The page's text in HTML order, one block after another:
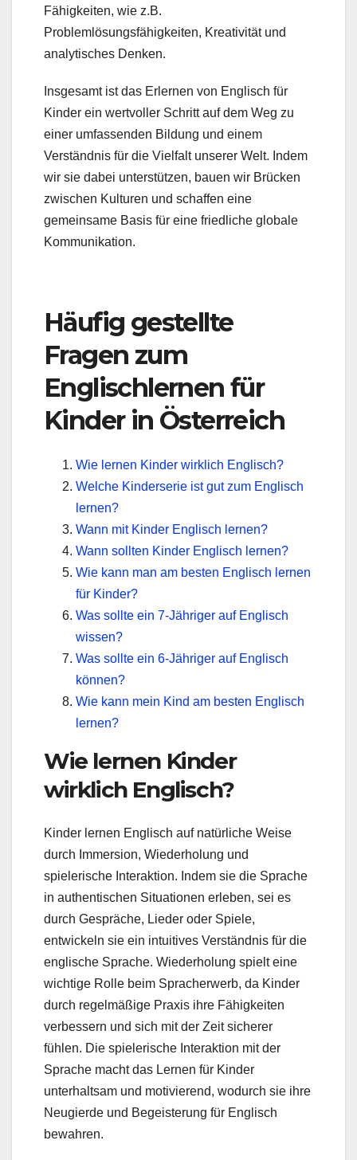
Fähigkeiten, wie z.B.
Problemlösungsfähigkeiten, Kreativität und
analytisches Denken.
Insgesamt ist das Erlernen von Englisch für
Kinder ein wertvoller Schritt auf dem Weg zu
einer umfassenden Bildung und einem
Verständnis für die Vielfalt unserer Welt. Indem
wir sie dabei unterstützen, bauen wir Brücken
zwischen Kulturen und schaffen eine
gemeinsame Basis für eine friedliche globale
Kommunikation.
Häufig gestellte
Fragen zum
Englischlernen für
Kinder in Österreich
Wie lernen Kinder wirklich Englisch?
Welche Kinderserie ist gut zum Englisch
lernen?
Wann mit Kinder Englisch lernen?
Wann sollten Kinder Englisch lernen?
Wie kann man am besten Englisch lernen
für Kinder?
Was sollte ein 7-Jähriger auf Englisch
wissen?
Was sollte ein 6-Jähriger auf Englisch
können?
Wie kann mein Kind am besten Englisch
lernen?
Wie lernen Kinder
wirklich Englisch?
Kinder lernen Englisch auf natürliche Weise
durch Immersion, Wiederholung und
spielerische Interaktion. Indem sie die Sprache
in authentischen Situationen erleben, sei es
durch Gespräche, Lieder oder Spiele,
entwickeln sie ein intuitives Verständnis für die
englische Sprache. Wiederholung spielt eine
wichtige Rolle beim Spracherwerb, da Kinder
durch regelmäßige Praxis ihre Fähigkeiten
verbessern und sich mit der Zeit sicherer
fühlen. Die spielerische Interaktion mit der
Sprache macht das Lernen für Kinder
unterhaltsam und motivierend, wodurch sie ihre
Neugierde und Begeisterung für Englisch
bewahren.